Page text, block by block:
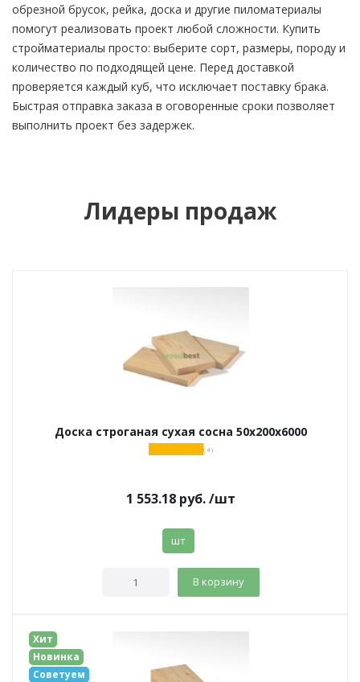
обрезной брусок, рейка, доска и другие пиломатериалы
помогут реализовать проект любой сложности. Купить
стройматериалы просто: выберите сорт, размеры, породу и
количество по подходящей цене. Перед доставкой
проверяется каждый куб, что исключает поставку брака.
Быстрая отправка заказа в оговоренные сроки позволяет
выполнить проект без задержек.
Лидеры продаж
Доска строганая сухая сосна 50х200х6000
( 4 )
1 553.18руб. /шт
шт
В корзину
Хит
Новинка
Советуем